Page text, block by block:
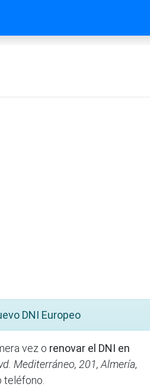
DNI Europeo
vez o renovar el DNI en
Mediterráneo, 201, Almería,
teléfono.